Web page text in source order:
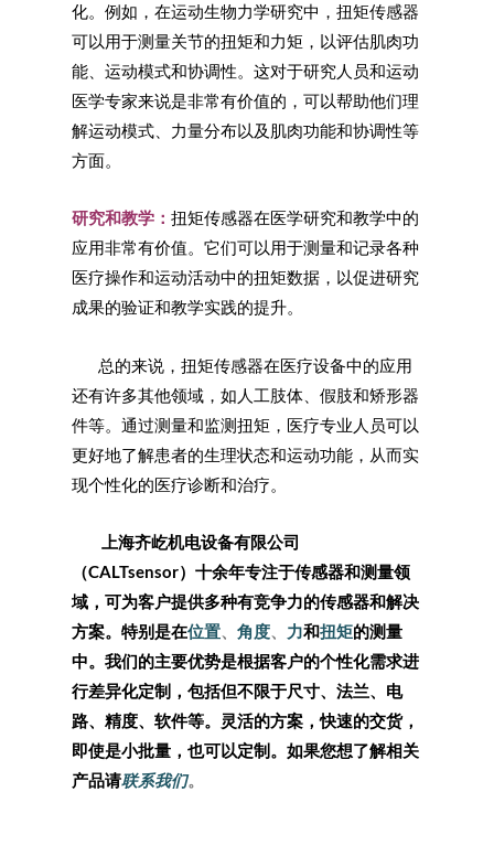
化。例如，在运动生物力学研究中，扭矩传感器
可以用于测量关节的扭矩和力矩，以评估肌肉功
能、运动模式和协调性。这对于研究人员和运动
医学专家来说是非常有价值的，可以帮助他们理
解运动模式、力量分布以及肌肉功能和协调性等
方面。
研究和教学： 扭矩传感器在医学研究和教学中的
应用非常有价值。它们可以用于测量和记录各种
医疗操作和运动活动中的扭矩数据，以促进研究
成果的验证和教学实践的提升。
总的来说，扭矩传感器在医疗设备中的应用
还有许多其他领域，如人工肢体、假肢和矫形器
件等。通过测量和监测扭矩，医疗专业人员可以
更好地了解患者的生理状态和运动功能，从而实
现个性化的医疗诊断和治疗。
上海齐屹机电设备有限公司
（CALTsensor）十余年专注于传感器和测量领
域，可为客户提供多种有竞争力的传感器和解决
方案。特别是在位置、 角度、 力和扭矩的测量
中。我们的主要优势是根据客户的个性化需求进
行差异化定制，包括但不限于尺寸、法兰、电
路、精度、软件等。灵活的方案，快速的交货，
即使是小批量，也可以定制。如果您想了解相关
产品请联系我们。